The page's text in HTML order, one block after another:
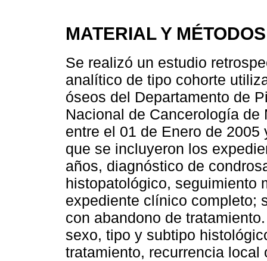
MATERIAL Y MÉTODOS
Se realizó un estudio
analítico de tipo cohorte
óseos del Departamento de
Nacional de Cancerología
entre el 01 de Enero de
que se incluyeron los
años, diagnóstico de
histopatológico, seguimiento
expediente clínico completo;
con abandono de
sexo, tipo y subtipo
tratamiento, recurrencia